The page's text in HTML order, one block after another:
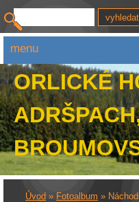
ORLICKÉ
Úvod » Fotoalbum »
menu